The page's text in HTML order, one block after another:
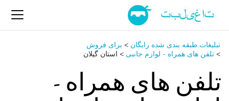
تبلیغات طبقه بندی شده رایگان > برای فروش
> تلفن ‌های همراه - لوازم جانبی > استان گیلان
تلفن ‌های همراه -